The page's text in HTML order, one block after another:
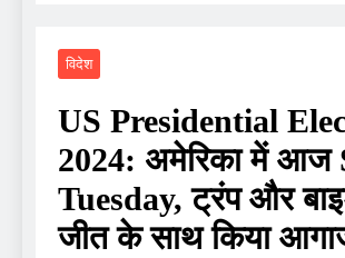
विदेश
US Presidential
2024: अमेरिका में आज
Tuesday, ट्रंप और
जीत के साथ किया